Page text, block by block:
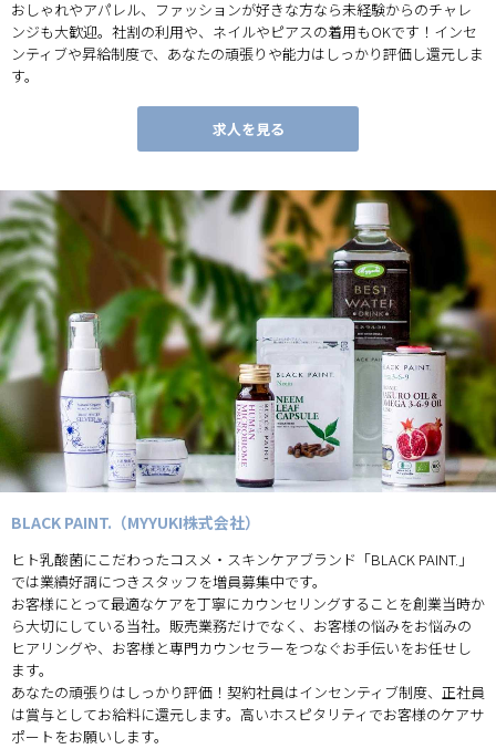
おしゃれやアパレル、ファッションが好きな方なら未経験からのチャレ
ンジも大歓迎。社割の利用や、ネイルやピアスの着用もOKです！インセ
ンティブや昇給制度で、あなたの頑張りや能力はしっかり評価し還元しま
す。
求人を見る
BLACK PAINT.（MYYUKI株式会社）
ヒト乳酸菌にこだわったコスメ・スキンケアブランド「BLACK PAINT.」
では業績好調につきスタッフを増員募集中です。
お客様にとって最適なケアを丁寧にカウンセリングすることを創業当時か
ら大切にしている当社。販売業務だけでなく、お客様の悩みをお悩みの
ヒアリングや、お客様と専門カウンセラーをつなぐお手伝いをお任せし
ます。
あなたの頑張りはしっかり評価！契約社員はインセンティブ制度、正社員
は賞与としてお給料に還元します。高いホスピタリティでお客様のケアサ
ポートをお願いします。